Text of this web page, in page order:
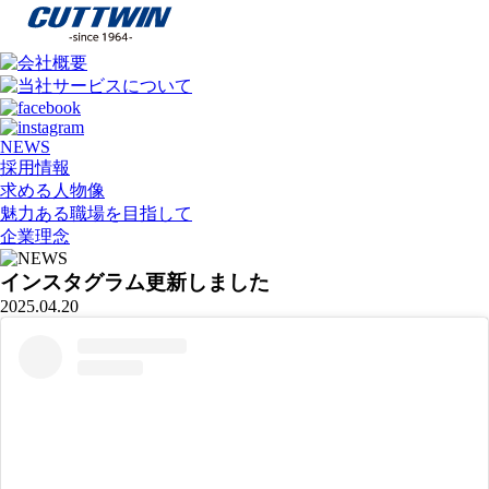
NEWS
採用情報
求める人物像
魅力ある職場を目指して
企業理念
インスタグラム更新しました
2025.04.20